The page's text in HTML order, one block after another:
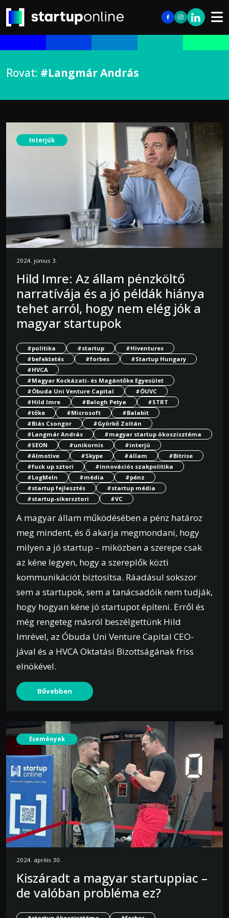
Rovat: #Langmár András
Interjúk
2024. június 3.
Hild Imre: Az állam pénzköltő
narratívája és a jó példák hiánya
tehet arról, hogy nem elég jók a
magyar startupok
#politika #startup
#Hiventures
#befektetés
#forbes
#Startup Hungary
#HVCA
#Magyar Kockázati- és Magántőke Egyesület
#Óbuda Uni Venture Capital
#ÓUVC
#Hild Imre
#Balogh Petya
#STRT
#tőke
#Microsoft
#Balabit
#Biás Csongor
#Györkő Zoltán
#Langmár András
#magyar startup ökoszisztéma
#SEON
#unikornis
#interjú
#Almotive
#Skype #állam
#Bitrise
#fuck up sztori
#innovációs szakpolitika
#LogMeln
#média
#pénz
#startup fejlesztés
#startup média
#startup-sikersztori
#VC
A magyar állam működésében a pénz határoz
meg mindent, és ő akarja megmondani, hogy
milyen a jó startup – miközben a szerepe csak
az kéne legyen, hogy a szereplők közti
kommunikációt biztosítsa. Ráadásul sokszor
sem a startupok, sem a tanácsadóik nem tudják,
hogy hogyan kéne jó startupot építeni. Erről és
még rengeteg másról beszélgettünk Hild
Imrével, az Óbuda Uni Venture Capital CEO-
jával és a HVCA Oktatási Bizottságának friss
elnökével.
Bővebben
Események
2024. április 30.
Kiszáradt a magyar startuppiac –
de valóban probléma ez?